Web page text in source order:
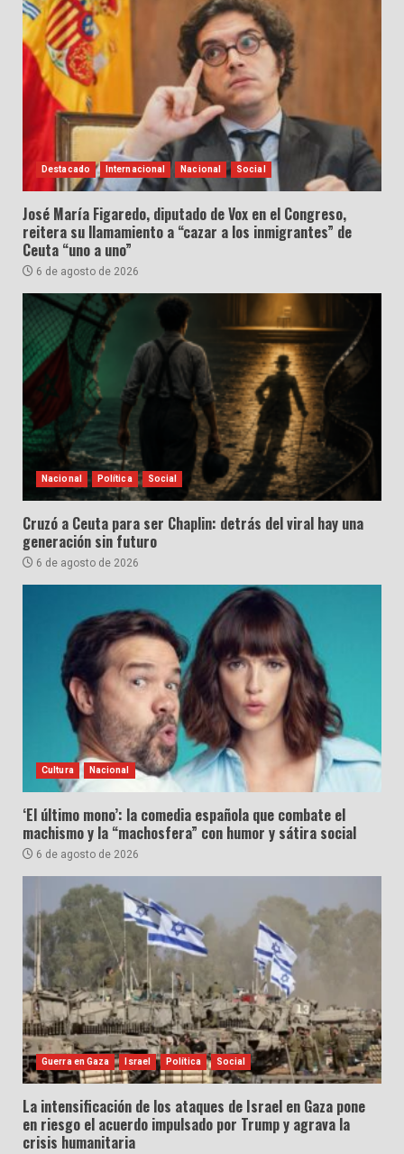
Destacado Internacional Nacional Social
José María Figaredo, diputado de Vox en el Congreso,
reitera su llamamiento a “cazar a los inmigrantes” de
Ceuta “uno a uno”
6 de agosto de 2026
Nacional Política Social
Cruzó a Ceuta para ser Chaplin: detrás del viral hay una
generación sin futuro
6 de agosto de 2026
Cultura Nacional
‘El último mono’: la comedia española que combate el
machismo y la “machosfera” con humor y sátira social
6 de agosto de 2026
Guerra en Gaza Israel Política Social
La intensificación de los ataques de Israel en Gaza pone
en riesgo el acuerdo impulsado por Trump y agrava la
crisis humanitaria